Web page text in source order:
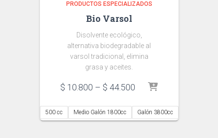
PRODUCTOS ESPECIALIZADOS
Bio Varsol
Disolvente ecológico,
alternativa biodegradable al
varsol tradicional, elimina
grasa y aceites.
$ 10.800 – $ 44.500 Price
$ 10.800
through
500 cc Medio Galón 1800cc Galón 3800cc